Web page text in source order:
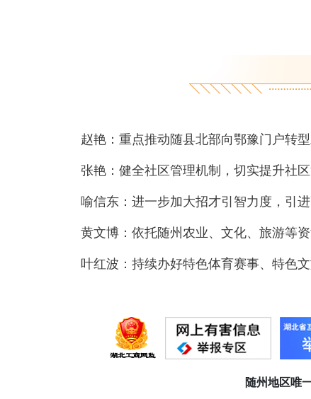
赵艳：重点推动随县北部向鄂豫门户转
张艳：健全社区管理机制，切实提升社
叶红波：持续办好特色体育赛事、特色
随州地区唯